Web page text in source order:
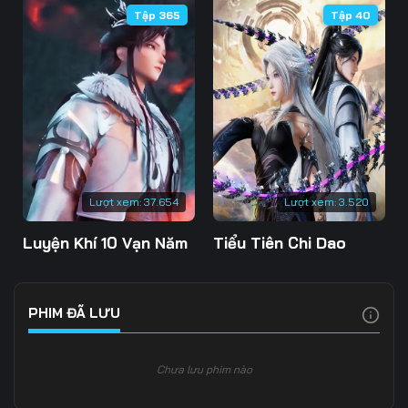
Tập 109 Tập 110 Tập 111
Tập 112 Tập 113 Tập 114
Tập 115 Tập 116 Tập 117
Tập 118 Tập 119 Tập 120
Tập 121 Tập 122 Tập 123
Tập 124 Tập 125 Tập 126
Tập 137
Lượt xem: 37.654
Tập 365
Luyện Khí 10 Vạn Năm
Lượt xem: 3.520
Tập 40
Tiểu Tiên Chi Dao
PHIM ĐÃ LƯU
Chưa lưu phim nào